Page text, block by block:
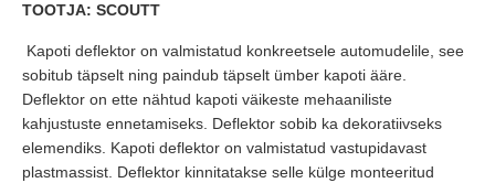
TOOTJA: SCOUTT
Kapoti deflektor on valmistatud konkreetsele automudelile, see
sobitub täpselt ning paindub täpselt ümber kapoti ääre.
Deflektor on ette nähtud kapoti väikeste mehaaniliste
kahjustuste ennetamiseks. Deflektor sobib ka dekoratiivseks
elemendiks. Kapoti deflektor on valmistatud vastupidavast
plastmassist. Deflektor kinnitatakse selle külge monteeritud